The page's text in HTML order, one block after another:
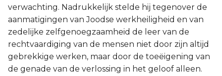
verwachting. Nadrukkelijk stelde hij tegenover de
aanmatigingen van Joodse werkheiligheid en van
zedelijke zelfgenoegzaamheid de leer van de
rechtvaardiging van de mensen niet door zijn altijd
gebrekkige werken, maar door de toeëigening van
de genade van de verlossing in het geloof alleen.